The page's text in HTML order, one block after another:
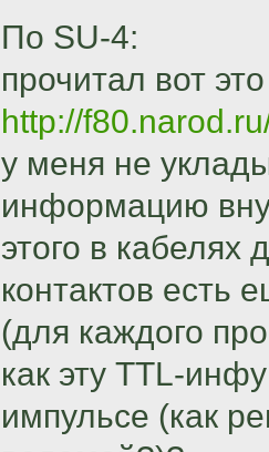
По SU-4:
прочитал вот это
http://
у меня не
информацию
этого в
контактов есть
(для каждого
как эту TTL-
импульсе (как